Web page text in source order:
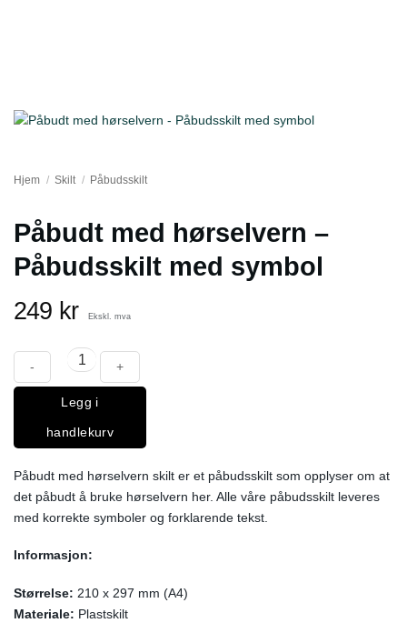
Hjem / Skilt / Påbudsskilt
Påbudt med hørselvern –
Påbudsskilt med symbol
249 kr Ekskl. mva
Påbudt med hørselvern - Påbudsskilt med symbol antall
Legg i
handlekurv
Påbudt med hørselvern skilt er et påbudsskilt som opplyser om at
det påbudt å bruke hørselvern her. Alle våre påbudsskilt leveres
med korrekte symboler og forklarende tekst.
Informasjon:
Størrelse: 210 x 297 mm (A4)
Materiale: Plastskilt